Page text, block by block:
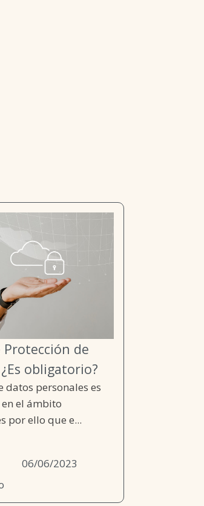
de
obligatorio?
datos personales es
el ámbito
por ello que e...
06/06/2023